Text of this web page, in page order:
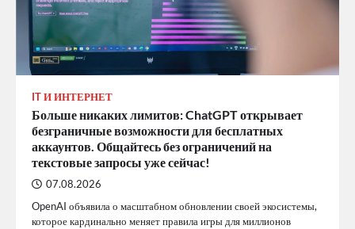
IT И ИНТЕРНЕТ
Больше никаких лимитов: ChatGPT открывает
безграничные возможности для бесплатных
аккаунтов. Общайтесь без ограничений на
текстовые запросы уже сейчас!
07.08.2026
OpenAI объявила о масштабном обновлении своей экосистемы,
которое кардинально меняет правила игры для миллионов